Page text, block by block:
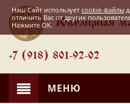
Ювелирная
+7 (918) 801-92-02
МЕНЮ
Наш Сайт использует cookie-файлы
отличить Вас от других
Нажмите OK.